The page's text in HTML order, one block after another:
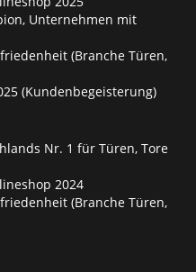
Unternehmen mit
(Branche Türen,
(Kundenbegeisterung)
Nr. 1 für Türen, Tore
2024
(Branche Türen,